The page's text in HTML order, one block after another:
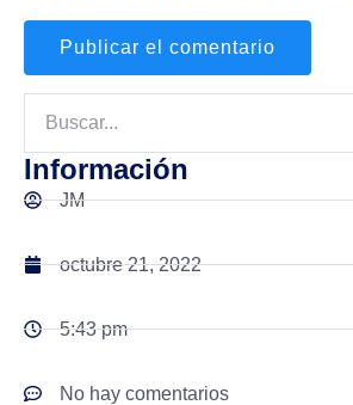
Información
JM
octubre 21, 2022
5:43 pm
No hay comentarios